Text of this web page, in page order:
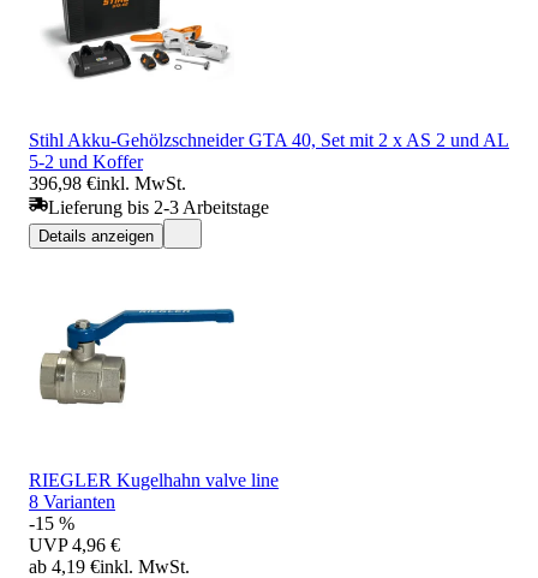
Stihl Akku-Gehölzschneider GTA 40, Set mit 2 x AS 2 und AL
5-2 und Koffer
396,98 €inkl. MwSt.
Lieferung bis 2-3 Arbeitstage
Details anzeigen
RIEGLER Kugelhahn valve line
8 Varianten
-15 %
UVP 4,96 €
ab 4,19 €inkl. MwSt.